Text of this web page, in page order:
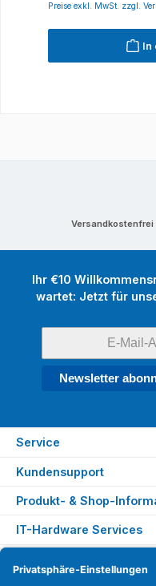
Preise exkl. MwSt. zzgl.
In
Versandkostenfrei
Ihr €10
wartet: Jetzt für
Newsletter
Service
Kundensupport
Produkt- & Shop-
IT-Hardware Services